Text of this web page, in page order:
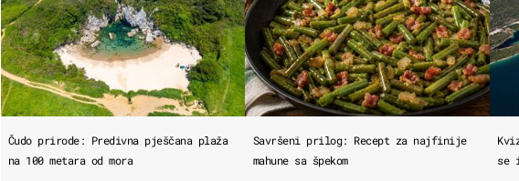
Čudo prirode: Predivna pješčana plaža
na 100 metara od mora
Savršeni prilog: Recept za najfinije
mahune sa špekom
se